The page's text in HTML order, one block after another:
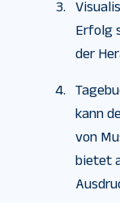
Erfolg
der
kann
von
bietet